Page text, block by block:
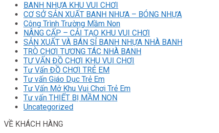
BANH NHỰA KHU VUI CHƠI
CƠ SỞ SẢN XUẤT BANH NHỰA – BÓNG NHỰA
Công Trình Trường Mầm Non
NÂNG CẤP – CẢI TẠO KHU VUI CHƠI
SẢN XUẤT VÀ BÁN SỈ BANH NHỰA NHÀ BANH
TRÒ CHƠI TƯƠNG TÁC NHÀ BANH
TƯ VẤN ĐỒ CHƠI KHU VUI CHƠI
Tư Vấn ĐỒ CHƠI TRẺ EM
Tư vấn Giáo Dục Trẻ Em
Tư Vấn Mở Khu Vui Chơi Trẻ Em
Tư vấn THIẾT BỊ MẦM NON
Uncategorized
VỀ KHÁCH HÀNG